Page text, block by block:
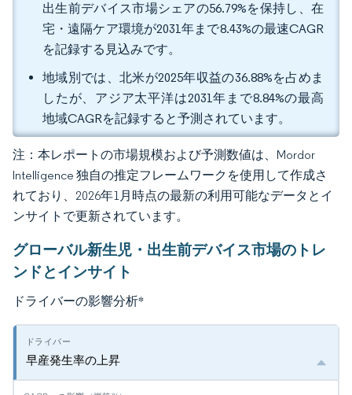
出生前デバイス市場シェアの56.79%を保持し、在
宅・遠隔ケア環境が2031年まで8.43%の最速CAGR
を記録する見込みです。
地域別では、北米が2025年収益の36.88%を占めま
したが、アジア太平洋は2031年まで8.84%の最高
地域CAGRを記録すると予測されています。
注：本レポートの市場規模および予測数値は、Mordor
Intelligence 独自の推定フレームワークを使用して作成さ
れており、2026年1月時点の最新の利用可能なデータとイ
ンサイトで更新されています。
グローバル新生児・出生前デバイス市場のトレ
ンドとインサイト
ドライバーの影響分析*
早産発生率の上昇